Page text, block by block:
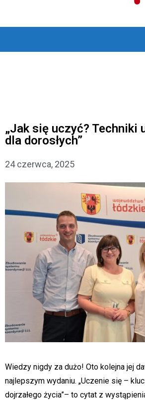
„Jak się uczyć? Techniki
dla dorosłych”
24 czerwca, 2025
Wiedzy nigdy za dużo! Oto kolejna jej
najlepszym wydaniu. „Uczenie się –
dojrzałego życia”– to cytat z